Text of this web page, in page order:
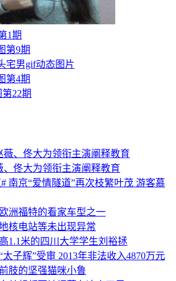
1期
第9期
宅男gif动态图片
第4期
22期
、佟大为领衔主演阐释教育
南京“爱情隧道”再次枝繁叶茂 游客慕
洲福特的看家车型之一
核电站等未出现异常
1.1米的四川大学学生刘裕拯
太子辉”受审 2013年非法收入4870万元
肢的坚强猫咪小鲁